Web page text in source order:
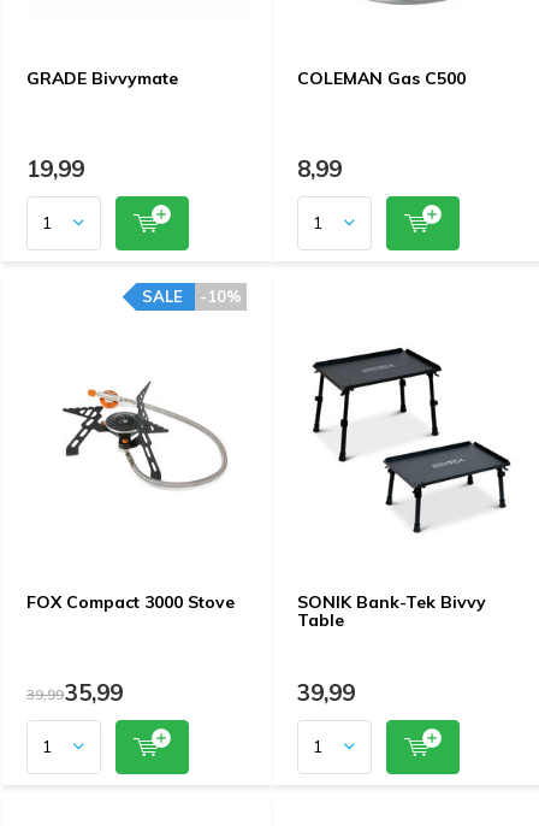
GRADE Bivvymate
19,99
COLEMAN Gas C500
8,99
FOX Compact 3000 Stove
-10%
SALE
39,9935,99
SONIK Bank-Tek Bivvy
Table
39,99